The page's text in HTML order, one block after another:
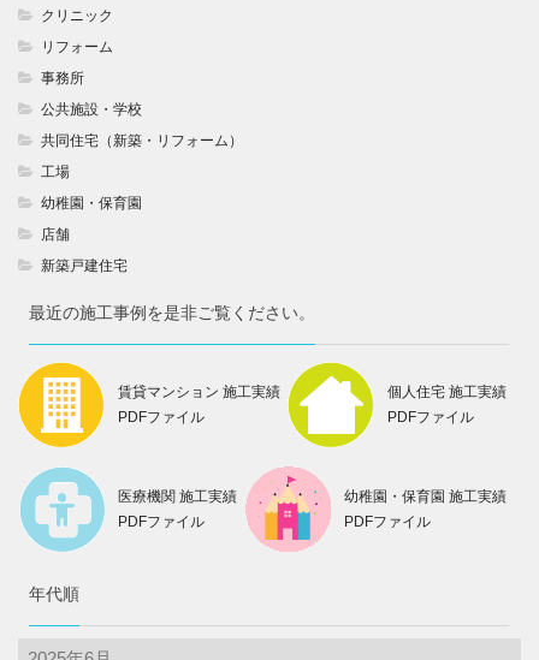
クリニック
リフォーム
事務所
公共施設・学校
共同住宅（新築・リフォーム）
工場
幼稚園・保育園
店舗
新築戸建住宅
最近の施工事例を是非ご覧ください。
賃貸マンション 施工実績
PDFファイル
個人住宅 施工実績
PDFファイル
医療機関 施工実績
PDFファイル
幼稚園・保育園 施工実績
PDFファイル
年代順
年